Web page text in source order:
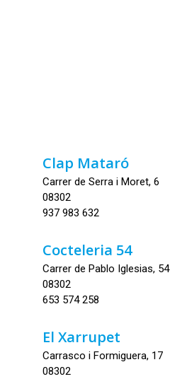
Clap Mataró
Carrer de Serra i Moret, 6
08302
937 983 632
Cocteleria 54
Carrer de Pablo Iglesias, 54
08302
653 574 258
El Xarrupet
Carrasco i Formiguera, 17
08302